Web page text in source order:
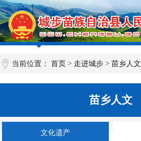
当前位置：首页 > 走进城步 >苗乡人文
苗乡人文
文化遗产